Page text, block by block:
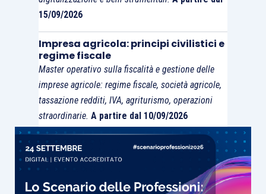
finanziaria” con oggetto sociale “misto”
all’Anagrafe Tributaria qualora, anche solo
dall’ultimo bilancio approvato
soddisfatto il “nuovo” parametro
(esclusivamente patrimoniale)di “prevalenza”
intervallo temporale “di osservazione”
verifica della “prevalenza” è stato, quindi,
dimezzatorispetto alla previgente disciplina.
Quanto alladecorrenza degli obblighi di
15/09/2026
Impresa agricola: principi civilistici e
regime fiscale
Master operativo sulla fiscalità e gestione delle
imprese agricole: regime fiscale, società agricole,
tassazione redditi, IVA, agriturismo, operazioni
straordinarie. A partire dal 10/09/2026